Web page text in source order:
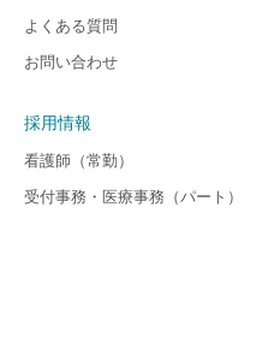
よくある質問
お問い合わせ
採用情報
看護師（常勤）
受付事務・医療事務（パート）